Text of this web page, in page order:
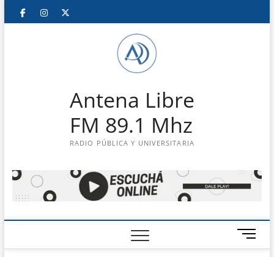
Saltar
FacebookInstagram
Antena Libre
FM 89.1 Mhz
RADIO PÚBLICA Y UNIVERSITARIA
B
o